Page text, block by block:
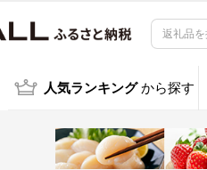
人気ランキング から探す